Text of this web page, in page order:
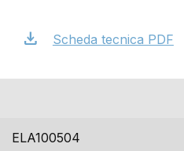
download Scheda tecnica PDF
ELA100504